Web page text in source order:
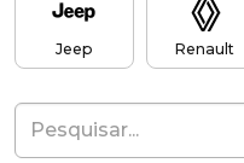
Jeep Renault